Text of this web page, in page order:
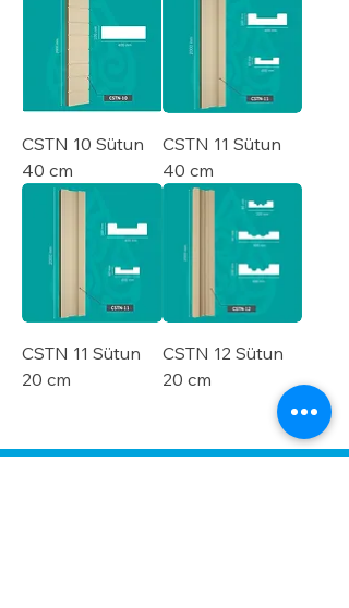
CSTN 10 Sütun
40 cm
CSTN 11 Sütun
40 cm
CSTN 11 Sütun
20 cm
CSTN 12 Sütun
20 cm